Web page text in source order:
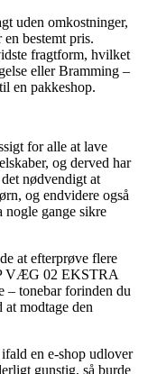
uden omkostninger,
bestemt pris.
fragtform, hvilket
eller Bramming –
en pakkeshop.
for alle at lave
og derved har
nødvendigt at
og endvidere også
gange sikre
at efterprøve flere
VÆG 02 EKSTRA
tonebar forinden du
at modtage den
en e-shop udlover
gunstig, så burde